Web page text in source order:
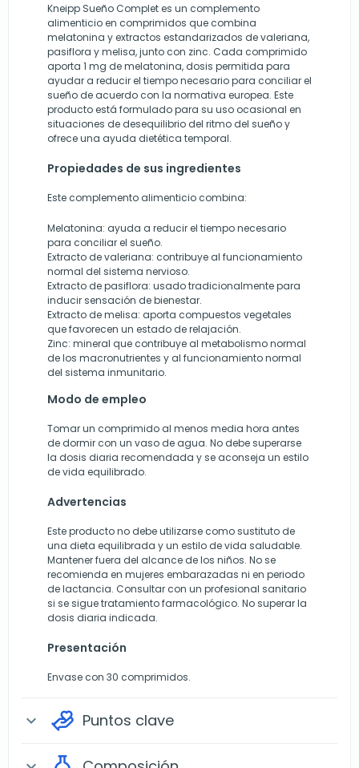
Kneipp Sueño Complet es un complemento
alimenticio en comprimidos que combina
melatonina y extractos estandarizados de valeriana,
pasiflora y melisa, junto con zinc. Cada comprimido
aporta 1 mg de melatonina, dosis permitida para
ayudar a reducir el tiempo necesario para conciliar el
sueño de acuerdo con la normativa europea. Este
producto está formulado para su uso ocasional en
situaciones de desequilibrio del ritmo del sueño y
ofrece una ayuda dietética temporal.
Propiedades de sus ingredientes
Este complemento alimenticio combina:
Melatonina: ayuda a reducir el tiempo necesario
para conciliar el sueño.
Extracto de valeriana: contribuye al funcionamiento
normal del sistema nervioso.
Extracto de pasiflora: usado tradicionalmente para
inducir sensación de bienestar.
Extracto de melisa: aporta compuestos vegetales
que favorecen un estado de relajación.
Zinc: mineral que contribuye al metabolismo normal
de los macronutrientes y al funcionamiento normal
del sistema inmunitario.
Modo de empleo
Tomar un comprimido al menos media hora antes
de dormir con un vaso de agua. No debe superarse
la dosis diaria recomendada y se aconseja un estilo
de vida equilibrado.
Advertencias
Este producto no debe utilizarse como sustituto de
una dieta equilibrada y un estilo de vida saludable.
Mantener fuera del alcance de los niños. No se
recomienda en mujeres embarazadas ni en periodo
de lactancia. Consultar con un profesional sanitario
si se sigue tratamiento farmacológico. No superar la
dosis diaria indicada.
Presentación
Envase con 30 comprimidos.
expand_more Puntos clave